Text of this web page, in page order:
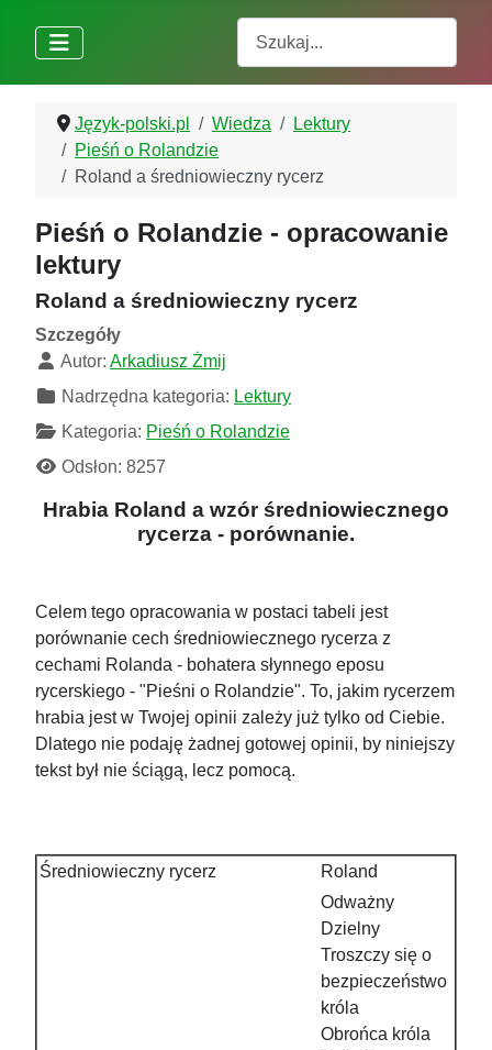
Język-polski.pl Wiedza
Lektury
Pieśń o Rolandzie
Roland a średniowieczny rycerz
Pieśń o Rolandzie - opracowanie
lektury
Roland a średniowieczny rycerz
Szczegóły
Autor: Arkadiusz Żmij
Nadrzędna kategoria: Lektury
Kategoria: Pieśń o Rolandzie
Odsłon: 8257
Hrabia Roland a wzór średniowiecznego
rycerza - porównanie.
Celem tego opracowania w postaci tabeli jest
porównanie cech średniowiecznego rycerza z
cechami Rolanda - bohatera słynnego eposu
rycerskiego - "Pieśni o Rolandzie". To, jakim rycerzem
hrabia jest w Twojej opinii zależy już tylko od Ciebie.
Dlatego nie podaję żadnej gotowej opinii, by niniejszy
tekst był nie ściągą, lecz pomocą.
Średniowieczny rycerz Roland
Odważny
Dzielny
Troszczy się o
bezpieczeństwo
króla
Obrońca króla